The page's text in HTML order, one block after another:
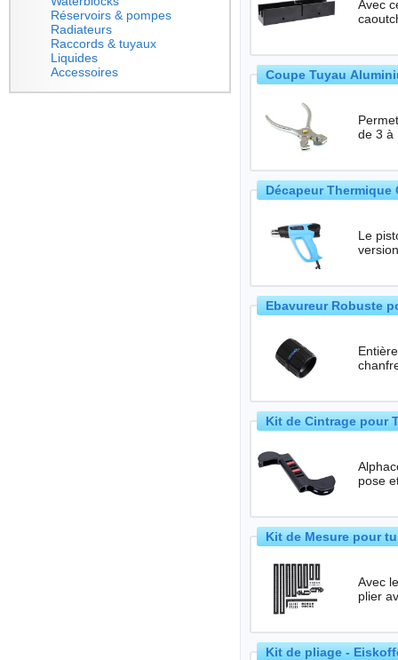
Réservoirs & pompes
Radiateurs
Raccords & tuyaux
Liquides
Accessoires
Avec
Coupe Tuyau
de 3 à
Décapeur Thermique
Le
Ebavureur Robuste
Kit de Cintrage pour
Kit de Mesure pour
Avec
plier
Kit de pliage -